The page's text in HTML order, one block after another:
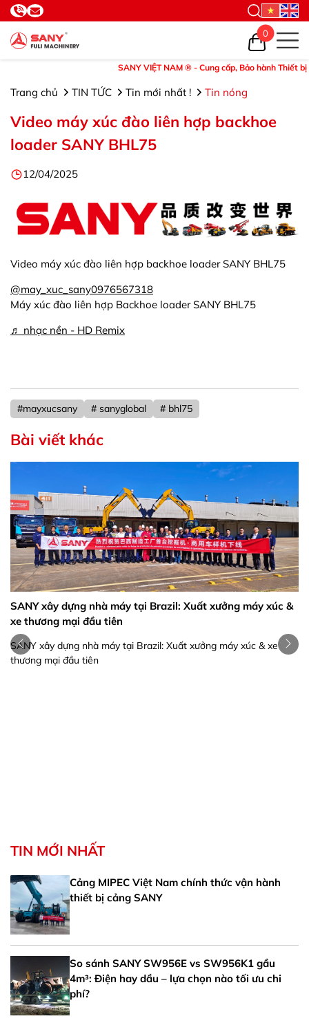
SANY VIỆT NAM ® - Cung cấp, Bảo hành Thiết bị
0
Trang chủ TIN TỨC Tin mới nhất ! Tin nóng
Video máy xúc đào liên hợp backhoe
loader SANY BHL75
12/04/2025
Video máy xúc đào liên hợp backhoe loader SANY BHL75
@may_xuc_sany0976567318
Máy xúc đào liên hợp Backhoe loader SANY BHL75
♬ nhạc nền - HD Remix
#mayxucsany # sanyglobal # bhl75
Bài viết khác
SANY xây dựng nhà máy tại Brazil: Xuất xưởng máy xúc &
xe thương mại đầu tiên
SANY xây dựng nhà máy tại Brazil: Xuất xưởng máy xúc & xe
thương mại đầu tiên
TIN MỚI NHẤT
Cảng MIPEC Việt Nam chính thức vận hành
thiết bị cảng SANY
So sánh SANY SW956E vs SW956K1 gầu
4m³: Điện hay dầu – lựa chọn nào tối ưu chi
phí?